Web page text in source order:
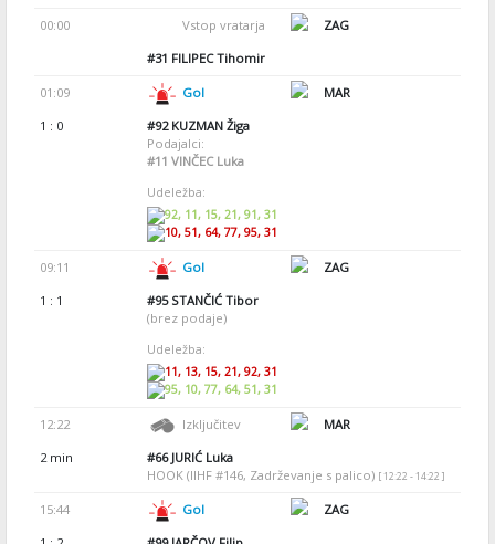
00:00 Vstop vratarja
ZAG
#31 FILIPEC Tihomir
01:09 Gol
MAR
1 : 0
#92KUZMAN Žiga
Podajalci:
#11 VINČEC Luka
Udeležba:
92, 11, 15, 21, 91, 31
10, 51, 64, 77, 95, 31
09:11 Gol
ZAG
1 : 1
#95STANČIĆ Tibor
(brez podaje)
Udeležba:
11, 13, 15, 21, 92, 31
95, 10, 77, 64, 51, 31
12:22 Izključitev
MAR
2 min
#66JURIĆ Luka
HOOK (IIHF #146, Zadrževanje s palico) [ 12:22 - 14:22 ]
15:44 Gol
ZAG